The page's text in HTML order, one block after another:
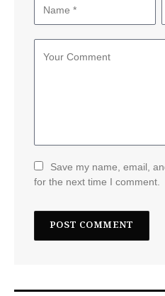
Save my name, email,
for the next time I comment.